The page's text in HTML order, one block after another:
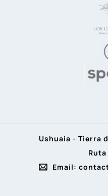
Ushuaia - Tierra
Ruta
Email: